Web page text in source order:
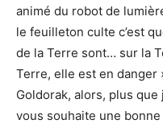
animé du robot de
le feuilleton culte c’est
de la Terre sont… sur la
Terre, elle est en danger
Goldorak, alors, plus
vous souhaite une